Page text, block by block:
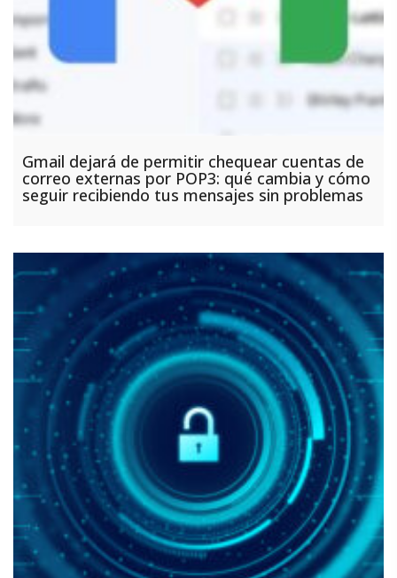
Gmail dejará de permitir chequear cuentas de
correo externas por POP3: qué cambia y cómo
seguir recibiendo tus mensajes sin problemas